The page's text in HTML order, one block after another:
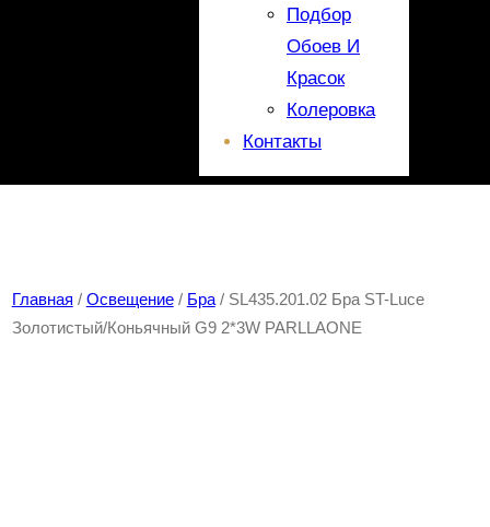
Подбор
Обоев И
Красок
Колеровка
Контакты
Главная / Освещение/ Бра/ SL435.201.02 Бра ST-Luce
Золотистый/Коньячный G9 2*3W PARLLAONE